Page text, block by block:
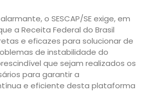
o SESCAP/SE exige, em
a Receita Federal do Brasil
e eficazes para solucionar de
de instabilidade do
que sejam realizados os
para garantir a
e eficiente desta plataforma